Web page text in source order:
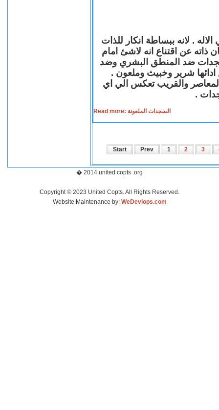
. لانه ببساطة انكار للذات
ذاته عن اقتناع انه لاشئ امام
ضد المنطق البشري وضد
ادائها شرير وخبيث وملعون .
المعاصر والقريب تعكس الي اي
.
Read more: السجدات الملعونة
Start Prev 1 2 3
� 2014 united copts .org
Copyright © 2023 United Copts. All Rights Reserved.
Website Maintenance by: WeDevlops.com